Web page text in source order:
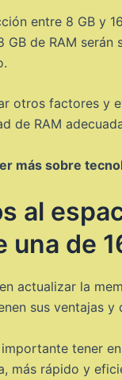
entre 8 GB y
GB de RAM
otros factores y
de RAM
más sobre
al
una de
actualizar la
sus ventajas
tener
más rápido y